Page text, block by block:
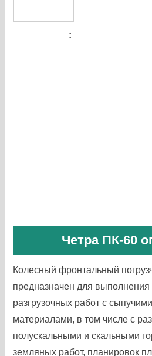
Четра ПК-60
Колесный фронтальный
предназначен для выполнения
разгрузочных работ с
материалами, в том числе с
полускальными и скальными
земляных работ, планировок